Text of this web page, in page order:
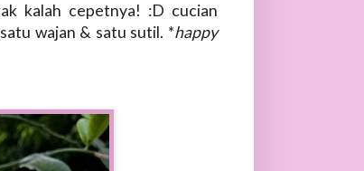
kalah cepetnya! :D cucian
wajan & satu sutil. *happy